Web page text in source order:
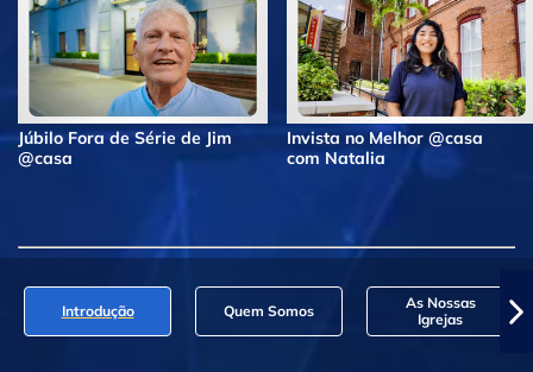
Júbilo Fora de Série de Jim
@casa
Invista no Melhor @casa
com Natalia
Introdução Quem Somos
As Nossas
Igrejas